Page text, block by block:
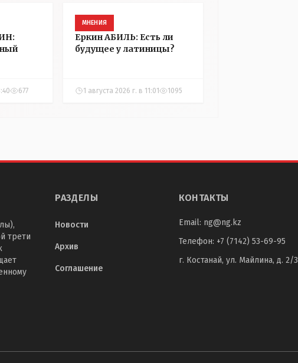
677
МНЕНИЯ
Еркин АБИЛЬ: Есть ли
будущее у латиницы?
1 августа 2026 г. в 11:01 1095
трети
РАЗДЕЛЫ
Новости
Архив
Соглашение
КОНТАКТЫ
Email: ng@ng.kz
Телефон: +7 (7142) 53-69-95
г. Костанай, ул. Майлина, д. 2/3